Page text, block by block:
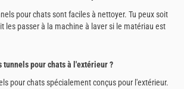
pour chats sont faciles à nettoyer. Tu peux soit
les passer à la machine à laver si le matériau est
pour chats à l'extérieur ?
pour chats spécialement conçus pour l'extérieur.